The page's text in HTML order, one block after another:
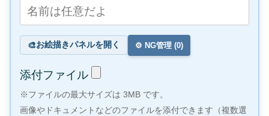
🎨お絵描きパネルを開く ⚙️ NG管理 (0)
添付ファイル
※ファイルの最大サイズは 3MB です。
画像やドキュメントなどのファイルを添付できます（複数選